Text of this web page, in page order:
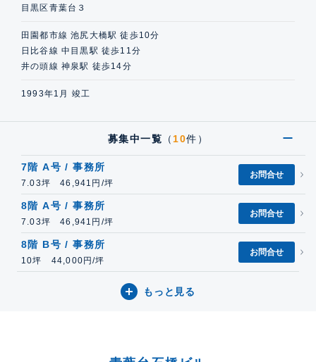
目黒区青葉台３
田園都市線 池尻大橋駅 徒歩10分
日比谷線 中目黒駅 徒歩11分
井の頭線 神泉駅 徒歩14分
1993年1月 竣工
募集中一覧 （ 10件）
7階 A号 / 事務所
7.03坪 46,941円/坪
お問合せ
8階 A号 / 事務所
7.03坪 46,941円/坪
お問合せ
8階 B号 / 事務所
10坪 44,000円/坪
お問合せ
もっと見る